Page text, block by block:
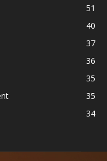
51
40
37
36
35
35
34